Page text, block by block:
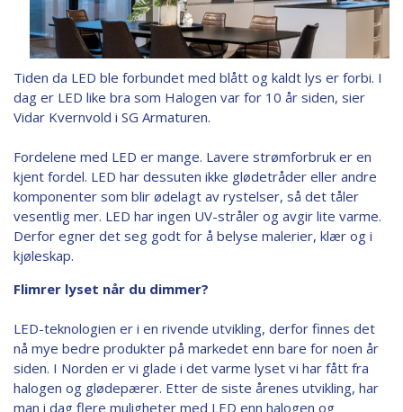
Tiden da LED ble forbundet med blått og kaldt lys er forbi. I
dag er LED like bra som Halogen var for 10 år siden, sier
Vidar Kvernvold i SG Armaturen.
Fordelene med LED er mange. Lavere strømforbruk er en
kjent fordel. LED har dessuten ikke glødetråder eller andre
komponenter som blir ødelagt av rystelser, så det tåler
vesentlig mer. LED har ingen UV-stråler og avgir lite varme.
Derfor egner det seg godt for å belyse malerier, klær og i
kjøleskap.
Flimrer lyset når du dimmer?
LED-teknologien er i en rivende utvikling, derfor finnes det
nå mye bedre produkter på markedet enn bare for noen år
siden. I Norden er vi glade i det varme lyset vi har fått fra
halogen og glødepærer. Etter de siste årenes utvikling, har
man i dag flere muligheter med LED enn halogen og